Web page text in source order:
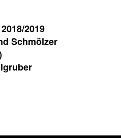
2019
Schmölzer